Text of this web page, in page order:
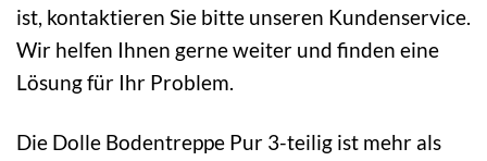
ist, kontaktieren Sie bitte unseren Kundenservice.
Wir helfen Ihnen gerne weiter und finden eine
Lösung für Ihr Problem.
Die Dolle Bodentreppe Pur 3-teilig ist mehr als